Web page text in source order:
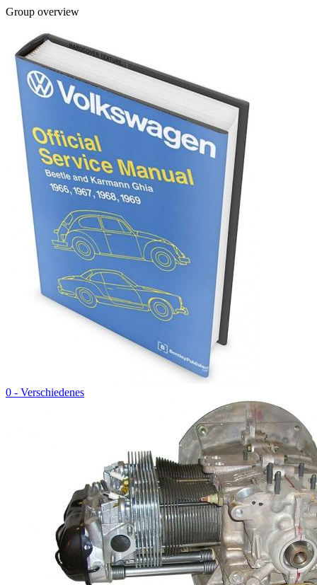
Group overview
0 - Verschiedenes